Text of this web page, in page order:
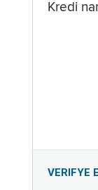
Kredi
VERIFYE